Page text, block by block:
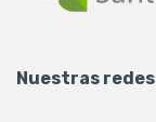
Nuestras redes